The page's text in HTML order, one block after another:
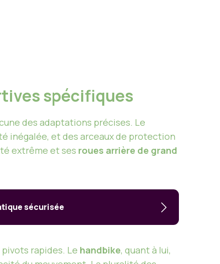
spécifiques
des adaptations précises. Le
inégalée, et des arceaux de protection
extrême et ses roues arrière de grand
sécurisée
rapides. Le handbike, quant à lui,